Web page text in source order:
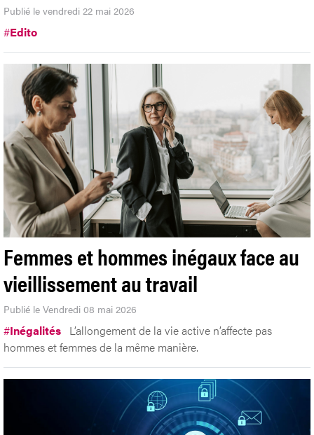
Publié le vendredi 22 mai 2026
#Edito
Femmes et hommes inégaux face au
vieillissement au travail
Publié le Vendredi 08 mai 2026
#Inégalités L’allongement de la vie active n’affecte pas
hommes et femmes de la même manière.